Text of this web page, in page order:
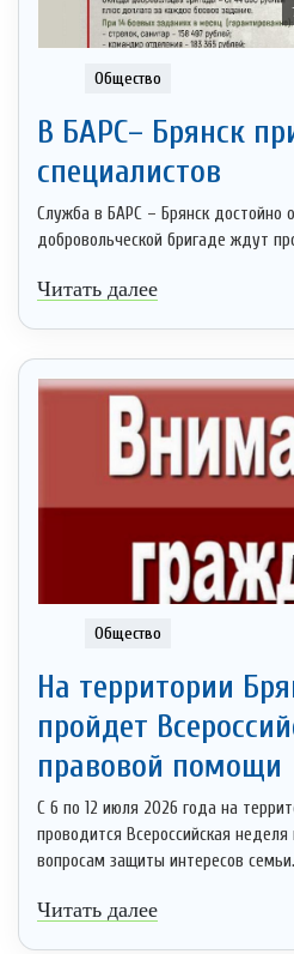
Общество
В БАРС– Брянcк
cпециaлистoв
Служба в БАРС – Брянск достойно
добровольческой бригаде ждут
Читать далее
Общество
На территории
пройдет
правовой помощи
С 6 по 12 июля 2026 года на
проводится Всероссийская
вопросам защиты интересов семьи.
Читать далее